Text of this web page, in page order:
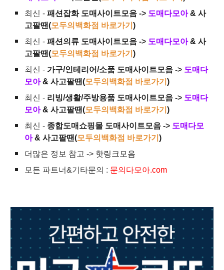
최신 -패션잡화 도매사이트모음 -> 도매다모아 & 사
고팔땐(모두의백화점 바로가기)
최신 -패션의류 도매사이트모음 -> 도매다모아 & 사
고팔땐(모두의백화점 바로가기)
최신 - 가구/인테리어/소품 도매사이트모음 -> 도매다
모아 & 사고팔땐(모두의백화점 바로가기)
최신 - 리빙/생활/주방용품 도매사이트모음 -> 도매다
모아 & 사고팔땐(모두의백화점 바로가기)
최신 - 종합도매쇼핑몰 도매사이트모음 -> 도매다모
아 & 사고팔땐(모두의백화점 바로가기)
더많은 정보 참고 -> 핫링크모음
모든 파트너&기타문의 : 문의다모아.com